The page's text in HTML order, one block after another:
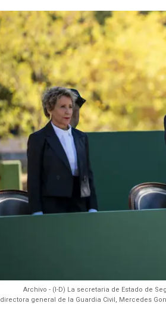
Archivo - (I-D) La secretaria de Estado de
directora general de la Guardia Civil, Mercedes